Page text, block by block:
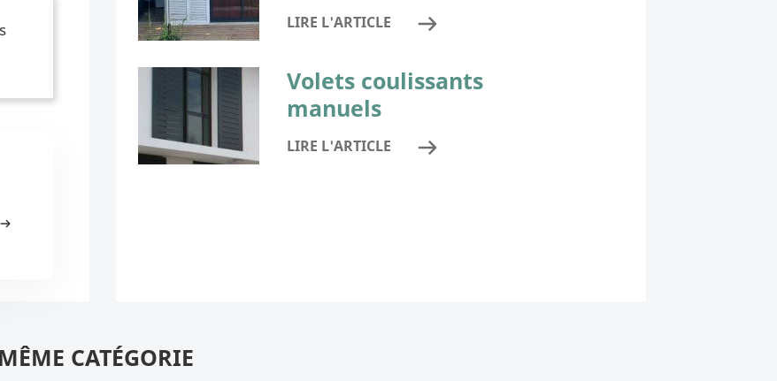
LIRE L'ARTICLE
Volets coulissants
manuels
LIRE L'ARTICLE
CATÉGORIE